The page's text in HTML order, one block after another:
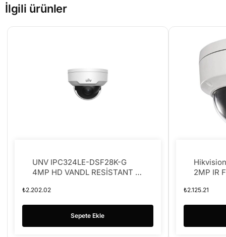
İlgili ürünler
UNV IPC324LE-DSF28K-G
4MP HD VANDL RESİSTANT IR
KAMERA
₺2.202.02
Sepete Ekle
2MP IR
₺2.125.21